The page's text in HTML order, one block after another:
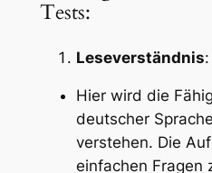
Tests:
Leseverständnis:
Hier wird die
deutscher
verstehen. Die
einfachen Fragen